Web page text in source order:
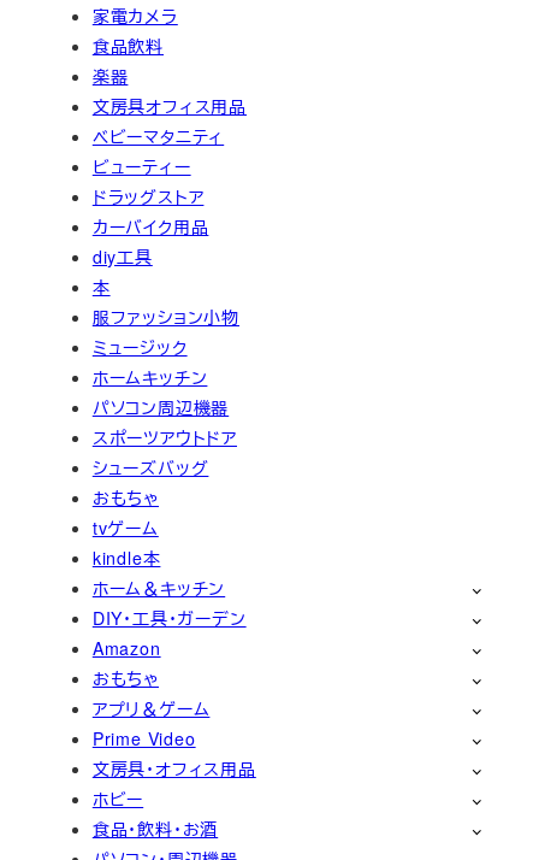
家電カメラ
食品飲料
楽器
文房具オフィス用品
ベビーマタニティ
ビューティー
ドラッグストア
カーバイク用品
diy工具
本
服ファッション小物
ミュージック
ホームキッチン
パソコン周辺機器
スポーツアウトドア
シューズバッグ
おもちゃ
tvゲーム
kindle本
ホーム＆キッチン
DIY・工具・ガーデン
Amazon
おもちゃ
アプリ＆ゲーム
Prime Video
文房具・オフィス用品
ホビー
食品・飲料・お酒